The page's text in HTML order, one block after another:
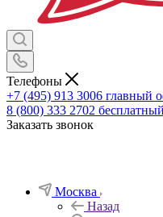
Телефоны
+7 (495) 913 3006 главный
8 (800) 333 2702
Заказать звонок
Москва
Назад